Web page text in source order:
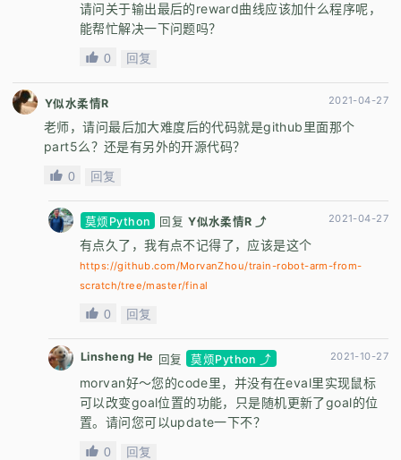
请问关于输出最后的reward曲线应该加什么程序呢，
能帮忙解决一下问题吗？
0 回复
Y似水柔情R 2021-04-27
老师，请问最后加大难度后的代码就是github里面那个
part5么？还是有另外的开源代码？
0 回复
莫烦Python 回复 Y似水柔情R ⤴ 2021-04-27
有点久了，我有点不记得了，应该是这个
https://github.com/MorvanZhou/train-robot-arm-from-
scratch/tree/master/final
0 回复
Linsheng He 回复 莫烦Python ⤴ 2021-10-27
morvan好～您的code里，并没有在eval里实现鼠标
可以改变goal位置的功能，只是随机更新了goal的位
置。请问您可以update一下不？
0 回复